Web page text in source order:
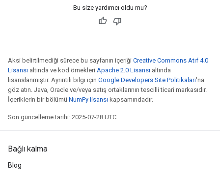
Bu size yardımcı oldu mu?
Aksi belirtilmediği sürece bu sayfanın içeriği Creative Commons Atıf 4.0
Lisansı altında ve kod örnekleri Apache 2.0 Lisansı altında
lisanslanmıştır. Ayrıntılı bilgi için Google Developers Site Politikaları'na
göz atın. Java, Oracle ve/veya satış ortaklarının tescilli ticari markasıdır.
İçeriklerin bir bölümü NumPy lisansı kapsamındadır.
Son güncelleme tarihi: 2025-07-28 UTC.
Bağlı kalma
Blog